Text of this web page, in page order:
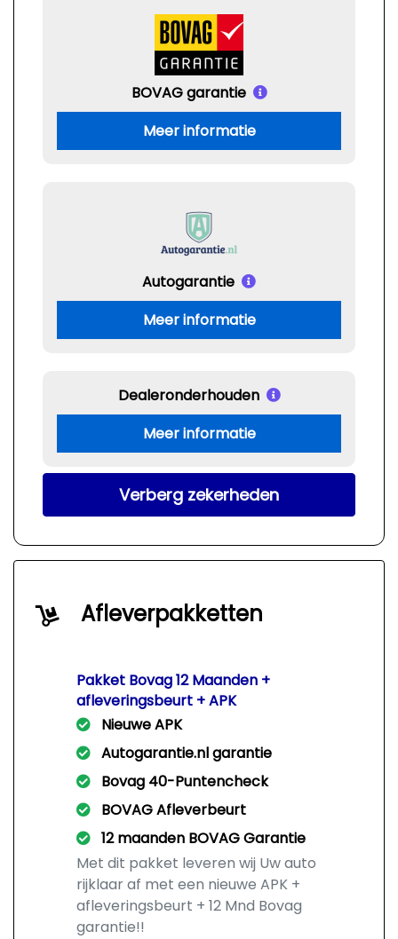
BOVAG garantie
Meer informatie
Autogarantie
Meer informatie
Dealeronderhouden
Meer informatie
Verberg zekerheden
Afleverpakketten
Pakket Bovag 12 Maanden +
afleveringsbeurt + APK
Nieuwe APK
Autogarantie.nl garantie
Bovag 40-Puntencheck
BOVAG Afleverbeurt
12 maanden BOVAG Garantie
Met dit pakket leveren wij Uw auto
rijklaar af met een nieuwe APK +
afleveringsbeurt + 12 Mnd Bovag
garantie!!